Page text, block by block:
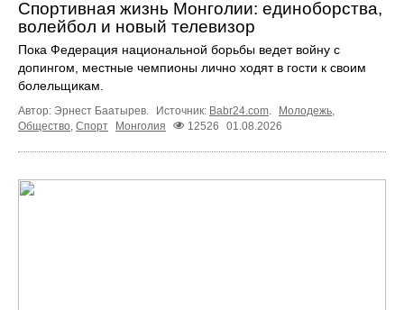
Спортивная жизнь Монголии: единоборства,
волейбол и новый телевизор
Пока Федерация национальной борьбы ведет войну с
допингом, местные чемпионы лично ходят в гости к своим
болельщикам.
Автор: Эрнест Баатырев. Источник: Babr24.com. Молодежь,
Общество, Спорт Монголия 12526 01.08.2026